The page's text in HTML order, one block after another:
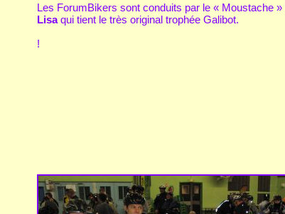
Les ForumBikers sont conduits par le « Moustache
Lisaqui tient le très original trophée Galibot.
!